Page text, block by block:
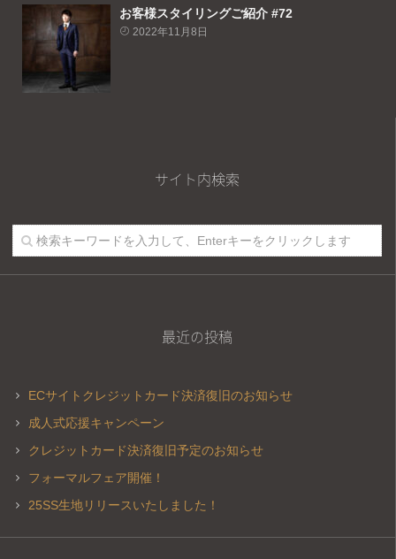
お客様スタイリングご紹介 #72
2022年11月8日
サイト内検索
最近の投稿
ECサイトクレジットカード決済復旧のお知らせ
成人式応援キャンペーン
クレジットカード決済復旧予定のお知らせ
フォーマルフェア開催！
25SS生地リリースいたしました！